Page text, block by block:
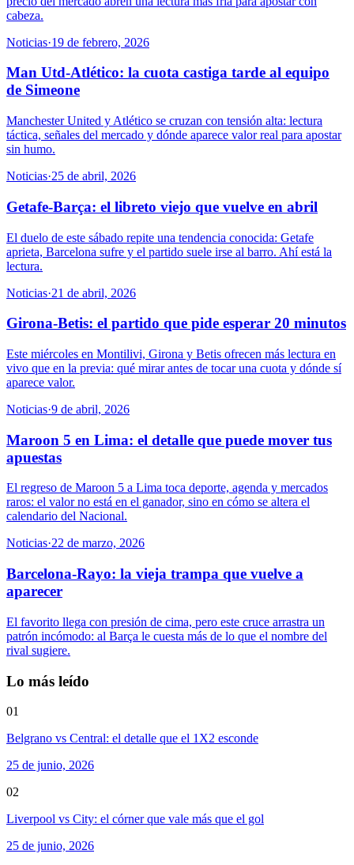
cabeza.
Noticias·19 de febrero, 2026
Man Utd-Atlético: la cuota castiga tarde al equipo
de Simeone
Manchester United y Atlético se cruzan con tensión alta: lectura
táctica, señales del mercado y dónde aparece valor real para apostar
sin humo.
Noticias·25 de abril, 2026
Getafe-Barça: el libreto viejo que vuelve en abril
El duelo de este sábado repite una tendencia conocida: Getafe
aprieta, Barcelona sufre y el partido suele irse al barro. Ahí está la
lectura.
Noticias·21 de abril, 2026
Girona-Betis: el partido que pide esperar 20 minutos
Este miércoles en Montilivi, Girona y Betis ofrecen más lectura en
vivo que en la previa: qué mirar antes de tocar una cuota y dónde sí
aparece valor.
Noticias·9 de abril, 2026
Maroon 5 en Lima: el detalle que puede mover tus
apuestas
El regreso de Maroon 5 a Lima toca deporte, agenda y mercados
raros: el valor no está en el ganador, sino en cómo se altera el
calendario del Nacional.
Noticias·22 de marzo, 2026
Barcelona-Rayo: la vieja trampa que vuelve a
aparecer
El favorito llega con presión de cima, pero este cruce arrastra un
patrón incómodo: al Barça le cuesta más de lo que el nombre del
rival sugiere.
Lo más leído
01
Belgrano vs Central: el detalle que el 1X2 esconde
25 de junio, 2026
02
Liverpool vs City: el córner que vale más que el gol
25 de junio, 2026